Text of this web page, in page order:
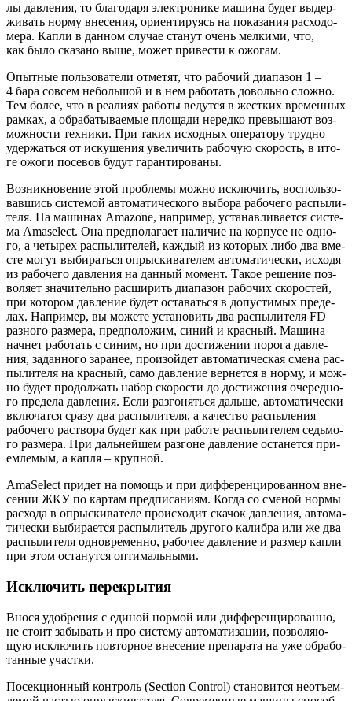
лы дав­ле­ния, то бла­го­да­ря элек­тро­ни­ке маши­на будет выдер­
жи­вать нор­му вне­се­ния, ори­ен­ти­ру­ясь на пока­за­ния рас­хо­до­
ме­ра. Кап­ли в дан­ном слу­чае ста­нут очень мел­ки­ми, что,
как было ска­за­но выше, может при­ве­сти к ожогам.
Опыт­ные поль­зо­ва­те­ли отме­тят, что рабо­чий диа­па­зон 1 –
4 бара совсем неболь­шой и в нем рабо­тать доволь­но слож­но.
Тем более, что в реа­ли­ях рабо­ты ведут­ся в жест­ких вре­мен­ных
рам­ках, а обра­ба­ты­ва­е­мые пло­ща­ди неред­ко пре­вы­ша­ют воз­
мож­но­сти тех­ни­ки. При таких исход­ных опе­ра­то­ру труд­но
удер­жать­ся от иску­ше­ния уве­ли­чить рабо­чую ско­рость, в ито­
ге ожо­ги посе­вов будут гарантированы.
Воз­ник­но­ве­ние этой про­бле­мы мож­но исклю­чить, вос­поль­зо­
вав­шись систе­мой авто­ма­ти­че­ско­го выбо­ра рабо­че­го рас­пы­ли­
те­ля. На маши­нах Amazone, напри­мер, уста­нав­ли­ва­ет­ся систе­
ма Amaselect. Она пред­по­ла­га­ет нали­чие на кор­пу­се не одно­
го, а четы­рех рас­пы­ли­те­лей, каж­дый из кото­рых либо два вме­
сте могут выби­рать­ся опрыс­ки­ва­те­лем авто­ма­ти­че­ски, исхо­дя
из рабо­че­го дав­ле­ния на дан­ный момент. Такое реше­ние поз­
во­ля­ет зна­чи­тель­но рас­ши­рить диа­па­зон рабо­чих ско­ро­стей,
при кото­ром дав­ле­ние будет оста­вать­ся в допу­сти­мых пре­де­
лах. Напри­мер, вы може­те уста­но­вить два рас­пы­ли­те­ля FD
раз­но­го раз­ме­ра, пред­по­ло­жим, синий и крас­ный. Маши­на
нач­нет рабо­тать с синим, но при дости­же­нии поро­га дав­ле­
ния, задан­но­го зара­нее, про­изой­дет авто­ма­ти­че­ская сме­на рас­
пы­ли­те­ля на крас­ный, само дав­ле­ние вер­нет­ся в нор­му, и мож­
но будет про­дол­жать набор ско­ро­сти до дости­же­ния оче­ред­но­
го пре­де­ла дав­ле­ния. Если раз­го­нять­ся даль­ше, авто­ма­ти­че­ски
вклю­чат­ся сра­зу два рас­пы­ли­те­ля, а каче­ство рас­пы­ле­ния
рабо­че­го рас­тво­ра будет как при рабо­те рас­пы­ли­те­лем седь­мо­
го раз­ме­ра. При даль­ней­шем раз­гоне дав­ле­ние оста­нет­ся при­
ем­ле­мым, а кап­ля – крупной.
AmaSelect при­дет на помощь и при диф­фе­рен­ци­ро­ван­ном вне­
се­нии ЖКУ по кар­там пред­пи­са­ни­ям. Когда со сме­ной нор­мы
рас­хо­да в опрыс­ки­ва­те­ле про­ис­хо­дит ска­чок дав­ле­ния, авто­ма­
ти­че­ски выби­ра­ет­ся рас­пы­ли­тель дру­го­го калиб­ра или же два
рас­пы­ли­те­ля одно­вре­мен­но, рабо­чее дав­ле­ние и раз­мер кап­ли
при этом оста­нут­ся оптимальными.
Исключить перекрытия
Вно­ся удоб­ре­ния с еди­ной нор­мой или диф­фе­рен­ци­ро­ван­но,
не сто­ит забы­вать и про систе­му авто­ма­ти­за­ции, поз­во­ля­ю­
щую исклю­чить повтор­ное вне­се­ние пре­па­ра­та на уже обра­бо­
тан­ные участки.
Посек­ци­он­ный кон­троль (Section Control) ста­но­вит­ся неотъ­ем­